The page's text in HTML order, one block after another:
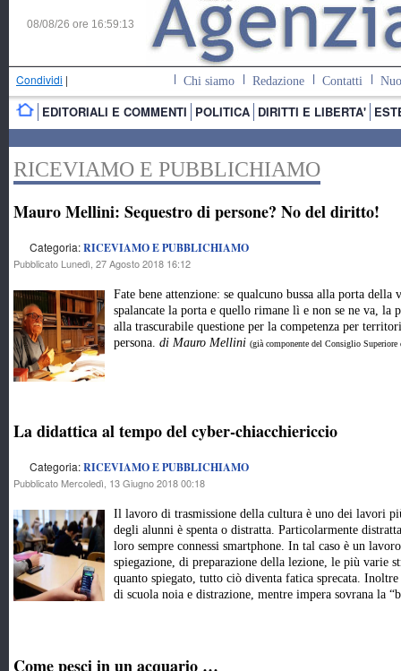
08/08/26 ore 16:59:13
Condividi | Chi siamo Redazione Contatti
EDITORIALI E COMMENTI POLITICA DIRITTI E LIBERTA'
RICEVIAMO E PUBBLICHIAMO
Mauro Mellini: Sequestro di persone? No del diritto!
Categoria:RICEVIAMO E PUBBLICHIAMO
Pubblicato Lunedì, 27 Agosto 2018 16:12
Fate bene attenzione: se qualcuno bussa alla porta
spalancate la porta e quello rimane lì e non se ne va, la
alla trascurabile questione per la competenza per
persona. di Mauro Mellini (già componente del Consiglio Superiore
La didattica al tempo del cyber-chiacchiericcio
Categoria:RICEVIAMO E PUBBLICHIAMO
Pubblicato Mercoledì, 13 Giugno 2018 00:18
Il lavoro di trasmissione della cultura è uno dei lavori
degli alunni è spenta o distratta. Particolarmente
loro sempre connessi smartphone. In tal caso è un
spiegazione, di preparazione della lezione, le più varie
quanto spiegato, tutto ciò diventa fatica sprecata.
di scuola noia e distrazione, mentre impera sovrana la
Come pesci in un acquario …